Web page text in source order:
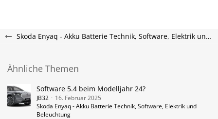
Skoda Enyaq - Akku Batterie Technik, Software, Elektrik und Beleuchtung
Ähnliche Themen
Software 5.4 beim Modelljahr 24?
JB32
16. Februar 2025
Skoda Enyaq - Akku Batterie Technik, Software, Elektrik und
Beleuchtung